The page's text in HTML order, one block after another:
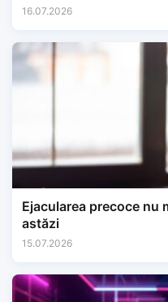
16.07.2026
Ejacularea precoce nu
astăzi
15.07.2026